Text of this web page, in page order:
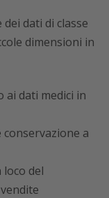
dati di classe
dimensioni in
ai dati medici in
a
loco del